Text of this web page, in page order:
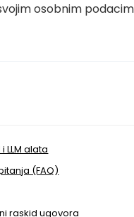
osobnim
LLM alata
(FAQ)
raskid ugovora